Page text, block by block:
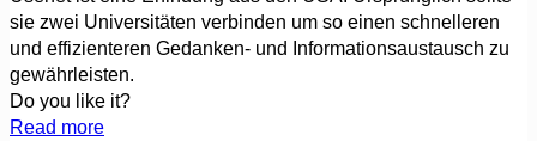
sie zwei Universitäten verbinden um so einen schnelleren
und effizienteren Gedanken- und Informationsaustausch zu
gewährleisten.
Do you like it?
Read more